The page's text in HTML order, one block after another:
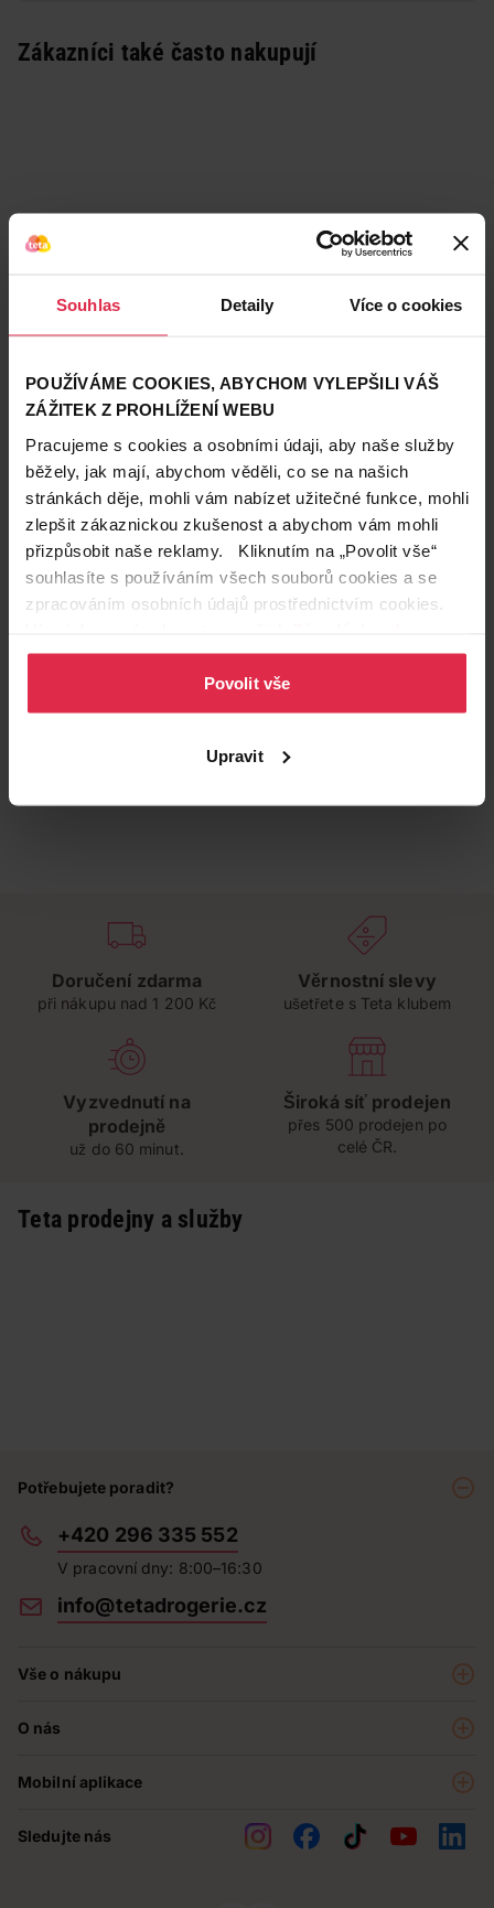
Souhlas Detaily Více o cookies
POUŽÍVÁME COOKIES, ABYCHOM VYLEPŠILI VÁŠ
ZÁŽITEK Z PROHLÍŽENÍ WEBU
Pracujeme s cookies a osobními údaji, aby naše služby
běžely, jak mají, abychom věděli, co se na našich
stránkách děje, mohli vám nabízet užitečné funkce, mohli
zlepšit zákaznickou zkušenost a abychom vám mohli
přizpůsobit naše reklamy. Kliknutím na „Povolit vše“
souhlasíte s používáním všech souborů cookies a se
zpracováním osobních údajů prostřednictvím cookies.
osobních údajů.
Povolit vše
Upravit
Zákazníci také často nakupují
Podobné produkty
Doručení zdarma
při nákupu nad 1 200 Kč
Věrnostní slevy
ušetřete s Teta klubem
Vyzvednutí na
prodejně
už do 60 minut.
Široká síť prodejen
přes 500 prodejen po
celé ČR.
Teta prodejny a služby
Potřebujete poradit?
+420 296 335 552
V pracovní dny: 8:00–16:30
info@tetadrogerie.cz
Vše o nákupu
Prodejny
Obchodní podmínky
O nás
Teta pomáhá
Mobilní aplikace
Sledujte nás